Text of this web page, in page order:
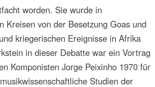
Hongkongs und Macaus
und Hongkong
Kongress zum 500-
Amerikas.
de Janeiro. Rio de
von Studien zu
und der
christlicher
Welt der
früheren portugiesischen